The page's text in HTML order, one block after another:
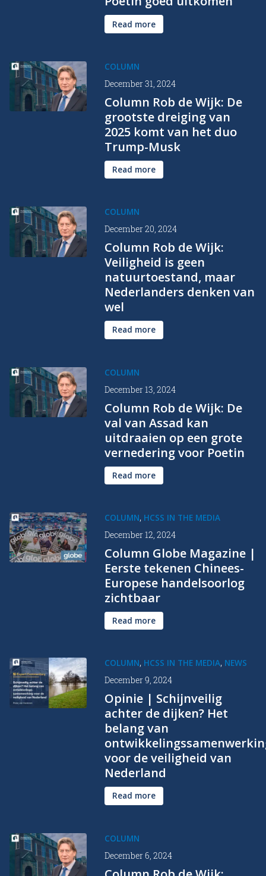
Read more
COLUMN
December 31, 2024
Column Rob de Wijk: De
grootste dreiging van
2025 komt van het duo
Trump-Musk
Read more
COLUMN
December 20, 2024
Column Rob de Wijk:
Veiligheid is geen
natuurtoestand, maar
Nederlanders denken van
wel
Read more
COLUMN
December 13, 2024
Column Rob de Wijk: De
val van Assad kan
uitdraaien op een grote
vernedering voor Poetin
Read more
COLUMN, HCSS IN THE MEDIA
December 12, 2024
Column Globe Magazine |
Eerste tekenen Chinees-
Europese handelsoorlog
zichtbaar
Read more
COLUMN, HCSS IN THE MEDIA, NEWS
December 9, 2024
Opinie | Schijnveilig
achter de dijken? Het
belang van
voor de veiligheid van
Nederland
Read more
COLUMN
December 6, 2024